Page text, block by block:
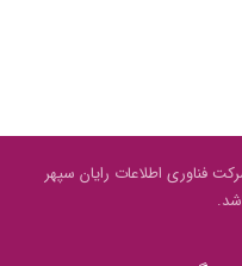
فناوری اطلاعات رایان سپهر